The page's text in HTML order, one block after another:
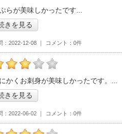
「鮮魚・串天 いそ兵衛」おすすめ度：
らが美味しかったです
きを見る
2022-12-08 コメント 0件
「鮮魚・串天 いそ兵衛」おすすめ度：
かくお刺身が美味しかったです。
きを見る
2022-06-02 コメント 0件